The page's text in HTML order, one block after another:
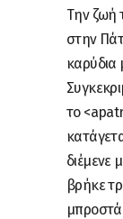
Την ζωή
στην
καρύδια
το
διέμενε
βρήκε
μπροστά